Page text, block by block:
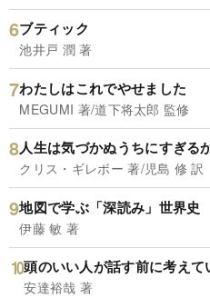
ブティック
池井戸 潤 著
わたしはこれでやせました
MEGUMI 著/道下将太郎 監修
人生は気づかぬうちにすぎる
クリス・ギレボー 著/児島 修 訳
地図で学ぶ「深読み」世界史
伊藤 敏 著
頭のいい人が話す前に考えて
安達裕哉 著